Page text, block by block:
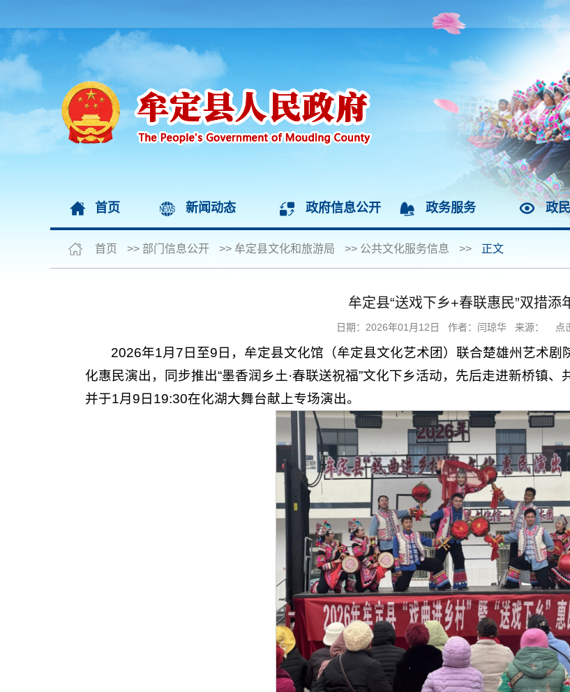
首页 新闻动态 政府信息公开 政务服务 政
首页 >> 部门信息公开 >> 牟定县文化和旅游局 >> 公共文化服务信息 >> 正文
牟定县“送戏下乡+春联惠民”双措添
日期：2026年01月12日 作者：闫琼华 来源： 点
2026年1月7日至9日，牟定县文化馆（牟定县文化艺术团）联合楚雄州艺术剧
化惠民演出，同步推出“墨香润乡土·春联送祝福”文化下乡活动，先后走进新桥镇、
并于1月9日19:30在化湖大舞台献上专场演出。